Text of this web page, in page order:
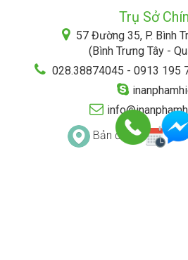
Trụ Sở
57 Đường 35, P. Bình
(Bình Trưng Tây -
028.38874045 - 0913 195
Bản đồ